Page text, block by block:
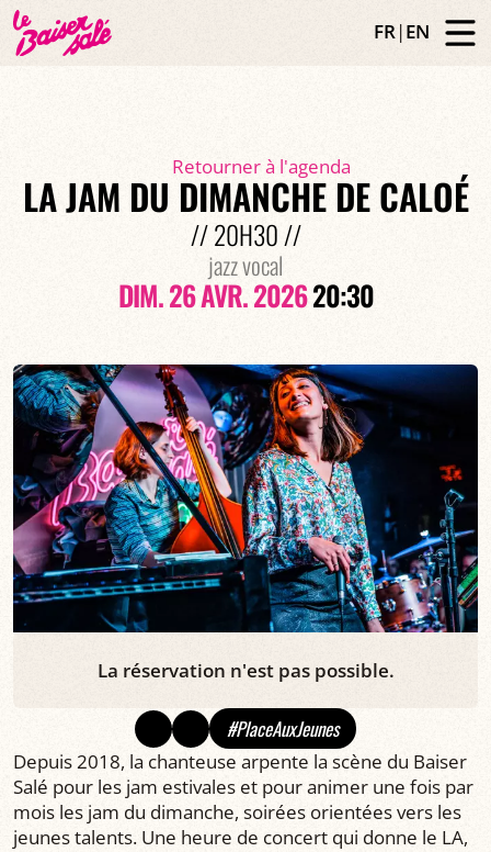
FR|EN
Retourner à l'agenda
LA JAM DU DIMANCHE DE CALOÉ
// 20H30 //
jazz vocal
DIM. 26 AVR. 202620:30
La réservation n'est pas possible.
#PlaceAuxJeunes
Depuis 2018, la chanteuse arpente la scène du Baiser
Salé pour les jam estivales et pour animer une fois par
mois les jam du dimanche, soirées orientées vers les
jeunes talents. Une heure de concert qui donne le LA,